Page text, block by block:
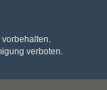
vorbehalten.
verboten.